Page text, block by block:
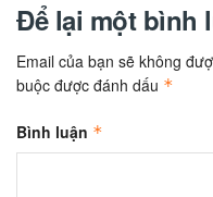
Để lại một bình
Email của bạn sẽ không
buộc được đánh dấu *
Bình luận *